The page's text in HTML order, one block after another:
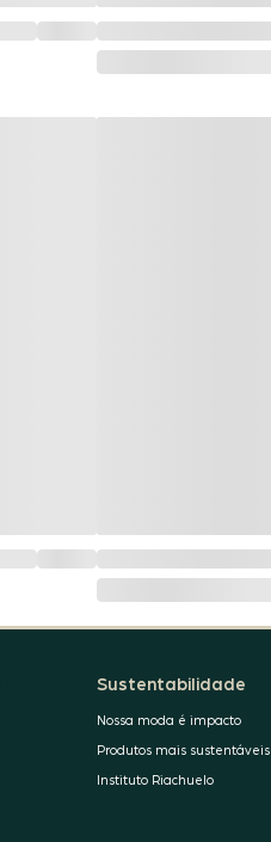
Sustentabilidade
Nossa moda é impacto
Produtos mais sustentáveis
Instituto Riachuelo